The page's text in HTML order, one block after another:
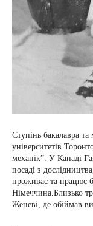
Ступінь бакалавра та
університетів
механік”. У Канаді
посаді з
проживає та працює
Німеччина.Близько
Женеві, де обіймав